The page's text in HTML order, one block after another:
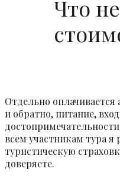
Что
Отдельно оплачивается
и обратно, питание,
всем участникам тура
туристическую
доверяете.